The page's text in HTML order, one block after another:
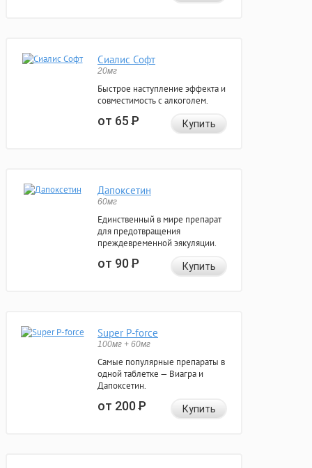
Сиалис Софт
20мг
Быстрое наступление эффекта и
совместимость с алкоголем.
от 65Р Купить
Дапоксетин
60мг
Единственный в мире препарат
для предотвращения
преждевременной эякуляции.
от 90Р Купить
Super P-force
100мг + 60мг
Самые популярные препараты в
одной таблетке — Виагра и
Дапоксетин.
от 200Р Купить